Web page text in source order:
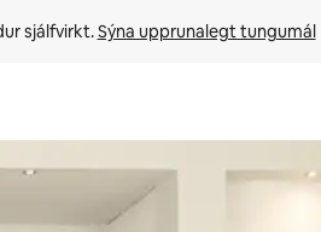
sjálfvirkt. Sýna upprunalegt tungumál